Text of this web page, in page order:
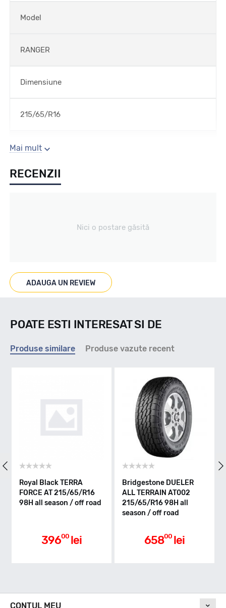
Model
RANGER
Dimensiune
215/65/R16
Sezon
All season / Off Road
Marcaje
Indice viteza
Mai mult
RECENZII
Nici o postare găsită
ADAUGA UN REVIEW
POATE ESTI INTERESAT SI DE
Produse similare Produse vazute recent
Royal Black TERRA
FORCE AT 215/65/R16
98H all season / off road
39600 lei
Bridgestone DUELER
ALL TERRAIN AT002
215/65/R16 98H all
season / off road
65800 lei
CONTUL MEU